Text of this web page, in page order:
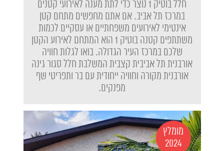
חלל בוטיק 1 נוצר כדי לתת מענה לאירועי קטנים
במרכז תל אביב. אם אתם מחפשים מתחם קטן
אינטימי לאירועים משפחתיים או עסקיים לכמות
משתתפים קטנה בוטיק 1 הוא המתחם לאירוע הקטן
שלכם במרכז העיר הגדולה. בואו לגלות חוויה
אורבנית תל אביבית קצבית המשלבת חלל סגור גינה
אורבנית מקורה וחוויה ייחודית עם בר ותפריטי שף
מפנקים.
מומלץ
2024